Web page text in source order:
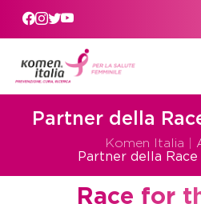
Skip to main content
Partner della
Komen Italia
Partner della
Race for